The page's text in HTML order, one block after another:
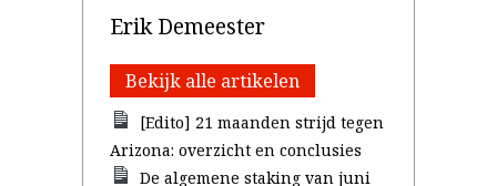
Erik Demeester
Bekijk alle artikelen
[Edito] 21 maanden strijd tegen
Arizona: overzicht en conclusies
De algemene staking van juni